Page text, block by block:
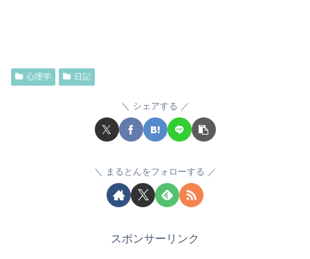
心理学 日記
シェアする
まるとんをフォローする
スポンサーリンク